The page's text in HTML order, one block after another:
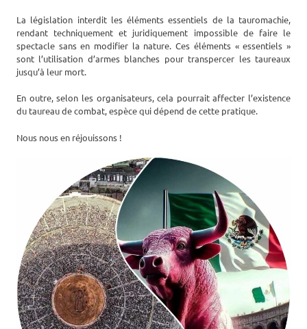
La législation interdit les éléments essentiels de la tauromachie,
rendant techniquement et juridiquement impossible de faire le
spectacle sans en modifier la nature. Ces éléments « essentiels »
sont l’utilisation d’armes blanches pour transpercer les taureaux
jusqu’à leur mort.
En outre, selon les organisateurs, cela pourrait affecter l’existence
du taureau de combat, espèce qui dépend de cette pratique.
Nous nous en réjouissons !